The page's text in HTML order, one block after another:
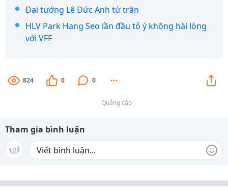
Đại tướng Lê Đức Anh từ trần
HLV Park Hang Seo lần đầu tỏ ý không hài lòng
với VFF
824 0 0
Quảng cáo
Tham gia bình luận